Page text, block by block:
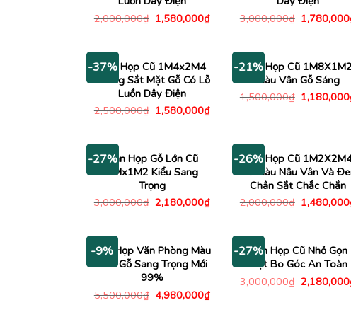
2,000,000₫ Giá
gốc
1,580,000₫Giá
1,580,000₫.
3,000,000₫ Giá
gốc
1,780,000
-37%
Bàn Họp Cũ 1M4x2M4
Khung Sắt Mặt Gỗ Có Lỗ
Luồn Dây Điện
2,500,000₫ Giá
gốc
1,580,000₫Giá
1,580,000₫.
-21%
Bàn Họp Cũ 1M8X1M2
Màu Vân Gỗ Sáng
1,500,000₫ Giá
gốc
1,180,000
-27%Bàn Họp Gỗ Lớn Cũ
2Mx1M2 Kiểu Sang
Trọng
3,000,000₫ Giá
gốc
2,180,000₫Giá
2,180,000₫.
-26%
Bàn Họp Cũ
Gỗ Màu Nâu Vân Và
Chân Sắt Chắc Chắn
2,000,000₫ Giá
gốc
1,480,000
-9%
Bàn Họp Văn Phòng Màu
Vân Gỗ Sang Trọng Mới
99%
5,500,000₫ Giá
gốc
4,980,000₫Giá
-27%Bàn Họp Cũ Nhỏ Gọn
Mặt Bo Góc An Toàn
3,000,000₫ Giá
gốc
2,180,000